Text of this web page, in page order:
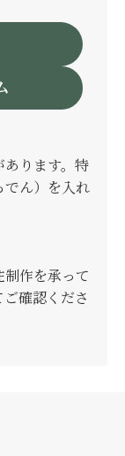
ります。特
でん）を入れ
作を承って
確認くださ